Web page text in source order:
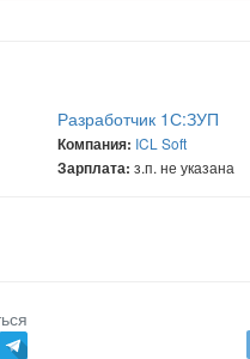
Разработчик 1С:ЗУП
Компания: ICL Soft
Зарплата: з.п. не указана